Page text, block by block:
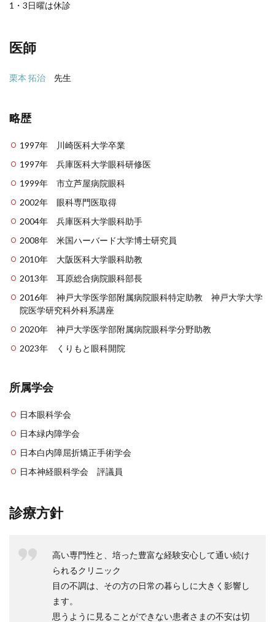
1・3日曜は休診
医師
栗本 拓治 先生
略歴
1997年 川崎医科大学卒業
1997年 兵庫医科大学眼科研修医
1999年 市立芦屋病院眼科
2002年 眼科専門医取得
2004年 兵庫医科大学眼科助手
2008年 米国ハーバード大学博士研究員
2010年 大阪医科大学眼科助教
2013年 耳原総合病院眼科部長
2016年 神戸大学医学部附属病院眼科特定助教 神戸大学大学
院医学研究科外科系講座
2020年 神戸大学医学部附属病院眼科学分野助教
2023年 くりもと眼科開院
所属学会
日本眼科学会
日本緑内障学会
日本白内障屈折矯正手術学会
日本神経眼科学会 評議員
診療方針
高い専門性と、培った豊富な経験安心して通い続け
られるクリニック
目の不調は、その方の日常の暮らしに大きく影響し
ます。
思うように見ることができない患者さまの不安は切